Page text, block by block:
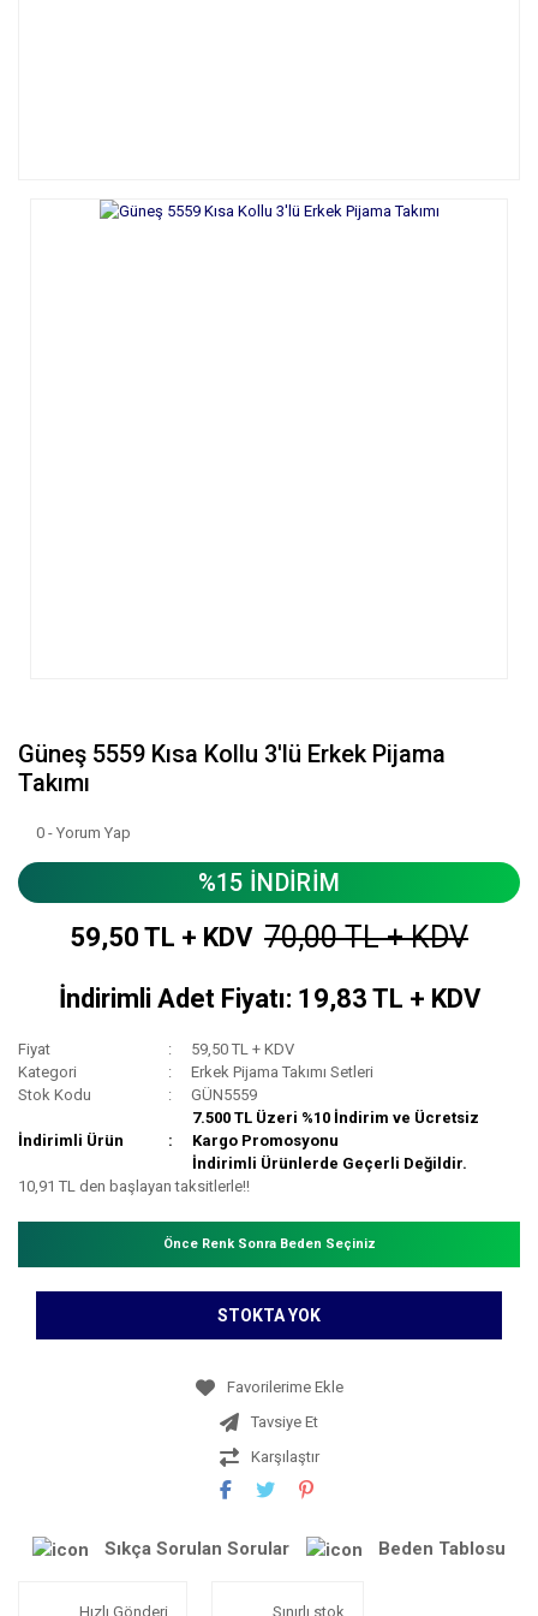
Güneş 5559 Kısa Kollu 3'lü Erkek Pijama
Takımı
0 - Yorum Yap
%15 İNDİRİM
59,50 TL + KDV 70,00 TL + KDV
İndirimli Adet Fiyatı: 19,83 TL + KDV
Fiyat
59,50 TL + KDV
Kategori
Erkek Pijama Takımı Setleri
Stok Kodu
GÜN5559
İndirimli Ürün
7.500 TL Üzeri %10 İndirim ve Ücretsiz
Kargo Promosyonu
İndirimli Ürünlerde Geçerli Değildir.
10,91 TL den başlayan taksitlerle!!
Önce Renk Sonra Beden Seçiniz
STOKTA YOK
Tavsiye Et
Karşılaştır
Sıkça Sorulan Sorular Beden Tablosu
Hızlı Gönderi Sınırlı stok